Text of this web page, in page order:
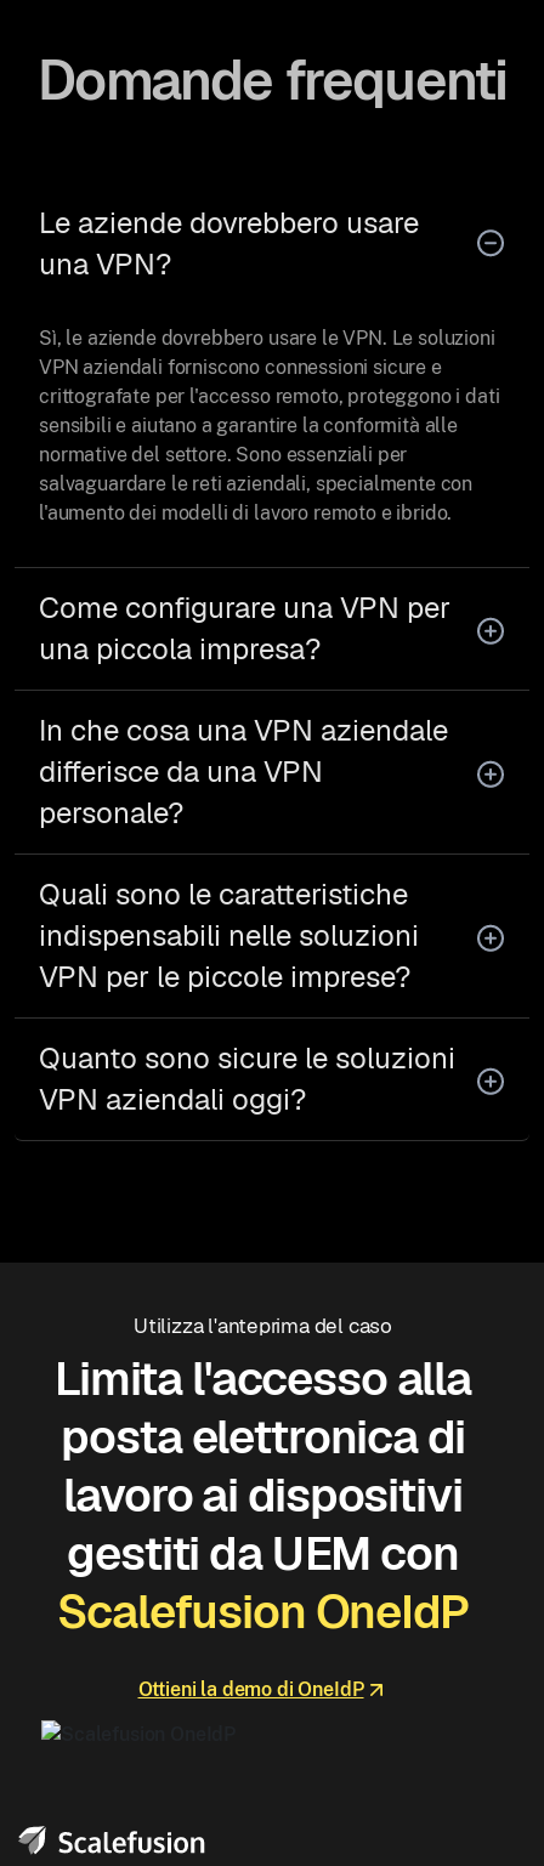
Domande frequenti
Le aziende dovrebbero usare
una VPN?
Sì, le aziende dovrebbero usare le VPN. Le soluzioni
VPN aziendali forniscono connessioni sicure e
crittografate per l'accesso remoto, proteggono i dati
sensibili e aiutano a garantire la conformità alle
normative del settore. Sono essenziali per
salvaguardare le reti aziendali, specialmente con
l'aumento dei modelli di lavoro remoto e ibrido.
Come configurare una VPN per
una piccola impresa?
In che cosa una VPN aziendale
differisce da una VPN
personale?
Quali sono le caratteristiche
indispensabili nelle soluzioni
VPN per le piccole imprese?
Quanto sono sicure le soluzioni
VPN aziendali oggi?
Utilizza l'anteprima del caso
Limita l'accesso alla
posta elettronica di
lavoro ai dispositivi
gestiti da UEM con
Scalefusion OneIdP
Ottieni la demo di OneIdP